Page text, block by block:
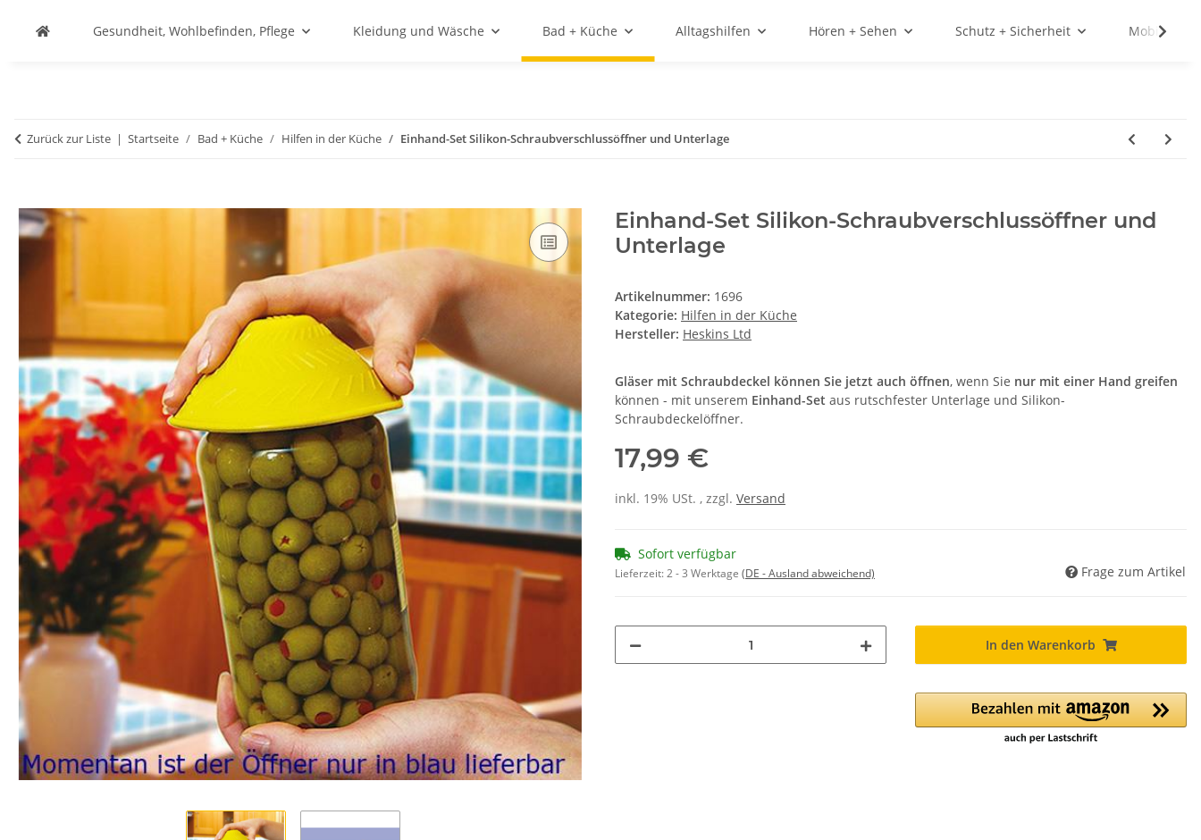
Gesundheit, Wohlbefinden, Pflege Kleidung und Wäsche Bad + Küche Alltagshilfen Hören + Sehen Schutz + Sicherheit Mobilität
Zurück zur Liste Startseite Bad + Küche Hilfen in der Küche Einhand-Set Silikon-Schraubverschlussöffner und Unterlage
Einhand-Set Silikon-Schraubverschlussöffner und
Unterlage
Artikelnummer: 1696
Kategorie: Hilfen in der Küche
Hersteller: Heskins Ltd
Gläser mit Schraubdeckel können Sie jetzt auch öffnen, wenn Sie nur mit einer Hand greifen
können - mit unserem Einhand-Set aus rutschfester Unterlage und Silikon-
Schraubdeckelöffner.
17,99 €
inkl. 19% USt. , zzgl. Versand
Sofort verfügbar
Lieferzeit:2 - 3 Werktage (DE - Ausland abweichend) Frage zum Artikel
In den Warenkorb